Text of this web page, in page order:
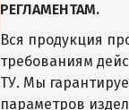
РЕГЛАМЕНТАМ.
Вся продукция
требованиям
ТУ. Мы
параметров